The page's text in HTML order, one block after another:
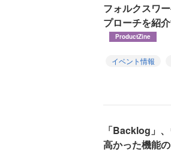
フォルクスワ
プローチを紹
ProductZine
イベント情報
「Backlog」
高かった機能